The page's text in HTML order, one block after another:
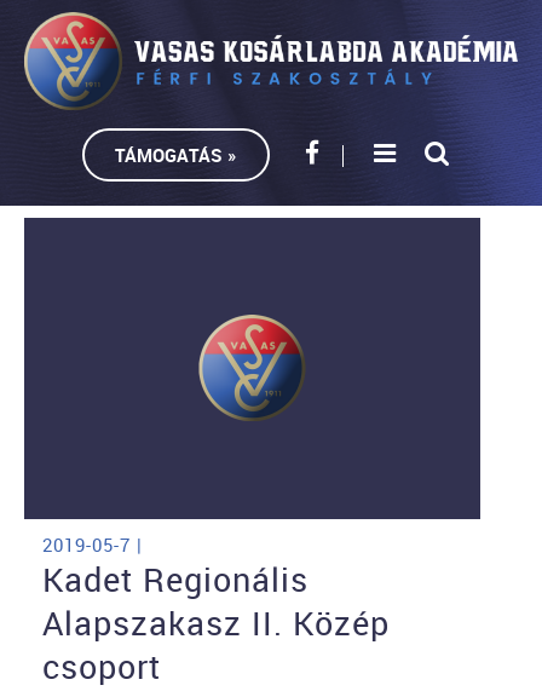
TÁMOGATÁS »
2019-05-7 |
Kadet Regionális
Alapszakasz II. Közép
csoport